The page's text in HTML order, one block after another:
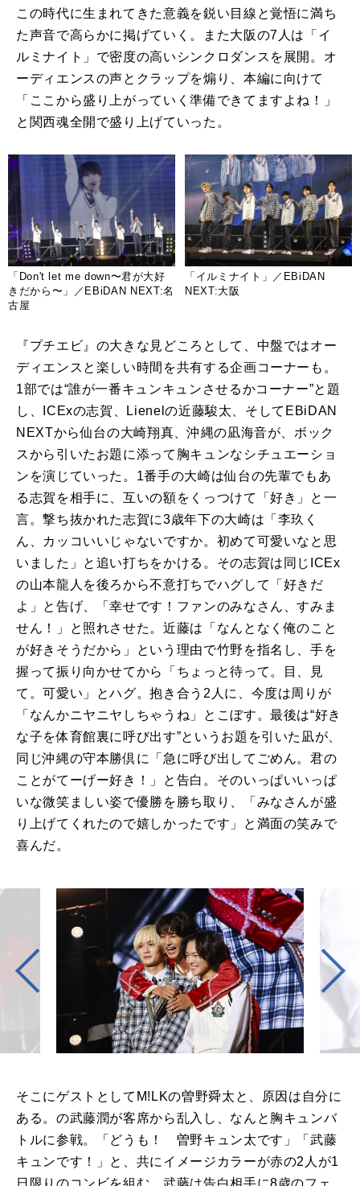
この時代に生まれてきた意義を鋭い目線と覚悟に満ち
た声音で高らかに掲げていく。また大阪の7 人は「イ
ルミナイト」で密度の高いシンクロダンスを展開。オ
ーディエンスの声とクラップを煽り、本編に向けて
「ここから盛り上がっていく準備できてますよね！」
と関西魂全開で盛り上げていった。
「Don't let me down〜君が大好
きだから〜」／EBiDAN NEXT:名
古屋
「イルミナイト」／EBiDAN
NEXT:大阪
『プチエビ』の大きな見どころとして、中盤ではオー
ディエンスと楽しい時間を共有する企画コーナーも。
1部では“誰が一番キュンキュンさせるかコーナー”と題
し、
ICExの志賀、 Lienelの近藤駿太、そして EBiDAN
NEXTから仙台の大崎翔真、沖縄の凪海音が、ボック
スから引いたお題に添って胸キュンなシチュエーショ
ンを演じていった。 1番手の大崎は仙台の先輩でもあ
る志賀を相手に、互いの額をくっつけて「好き」と一
言。撃ち抜かれた志賀に3歳年下の大崎は「李玖く
ん、カッコいいじゃないですか。初めて可愛いなと思
いました」と追い打ちをかける。その志賀は同じ ICEx
の山本龍人を後ろから不意打ちでハグして「好きだ
よ」と告げ、「幸せです！ファンのみなさん、すみま
せん！」と照れさせた。近藤は「なんとなく俺のこと
が好きそうだから」という理由で竹野を指名し、手を
握って振り向かせてから「ちょっと待って。目、見
て。可愛い」とハグ。抱き合う 2 人に、今度は周りが
「なんかニヤニヤしちゃうね」とこぼす。最後は“好き
な子を体育館裏に呼び出す”というお題を引いた凪が、
同じ沖縄の守本勝倶に「急に呼び出してごめん。君の
ことがてーげー好き！」と告白。そのいっぱいいっぱ
いな微笑ましい姿で優勝を勝ち取り、「みなさんが盛
り上げてくれたので嬉しかったです」と満面の笑みで
喜んだ。
そこにゲストとして M!LKの曽野舜太と、原因は自分に
ある。の武藤潤が客席から乱入し、なんと胸キュンバ
トルに参戦。「どうも！ 曽野キュン太です」「武藤
キュンです！」と、共にイメージカラーが赤の2人が1